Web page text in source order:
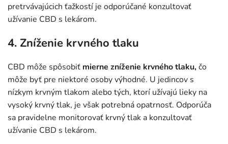
pretrvávajúcich ťažkostí je odporúčané konzultovať
užívanie CBD s lekárom.
4. Zníženie krvného tlaku
CBD môže spôsobiť mierne zníženie krvného tlaku,čo
môže byť pre niektoré osoby výhodné. U jedincov s
nízkym krvným tlakom alebo tých, ktorí užívajú lieky na
vysoký krvný tlak, je však potrebná opatrnosť. Odporúča
sa pravidelne monitorovať krvný tlak a konzultovať
užívanie CBD s lekárom.